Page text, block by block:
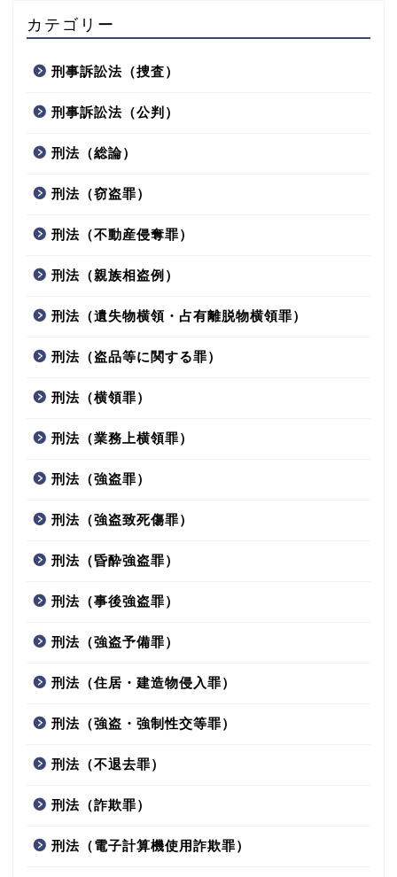
カテゴリー
刑事訴訟法（捜査）
刑事訴訟法（公判）
刑法（総論）
刑法（窃盗罪）
刑法（不動産侵奪罪）
刑法（親族相盗例）
刑法（遺失物横領・占有離脱物横領罪）
刑法（盗品等に関する罪）
刑法（横領罪）
刑法（業務上横領罪）
刑法（強盗罪）
刑法（強盗致死傷罪）
刑法（昏酔強盗罪）
刑法（事後強盗罪）
刑法（強盗予備罪）
刑法（住居・建造物侵入罪）
刑法（強盗・強制性交等罪）
刑法（不退去罪）
刑法（詐欺罪）
刑法（電子計算機使用詐欺罪）